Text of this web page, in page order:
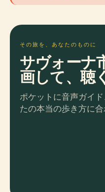
その旅を、あなたのものに
サヴォーナ
画して、聴
ポケットに音声ガイ
たの本当の歩き方に合